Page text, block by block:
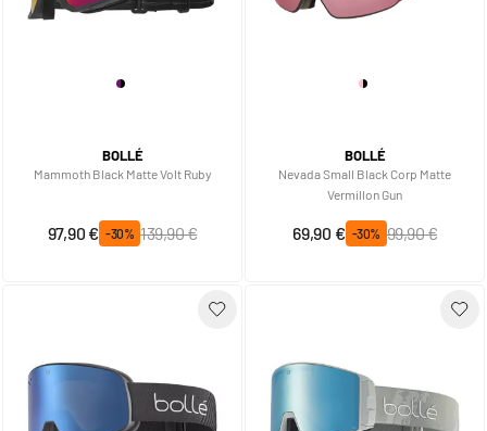
BOLLÉ
Mammoth Black Matte Volt Ruby
Prix spécial
97,90 € -30%
Prix normal
139,90 €
BOLLÉ
Nevada Small Black Corp Matte
Vermillon Gun
Prix spécial
69,90 € -30%
Prix normal
99,90 €